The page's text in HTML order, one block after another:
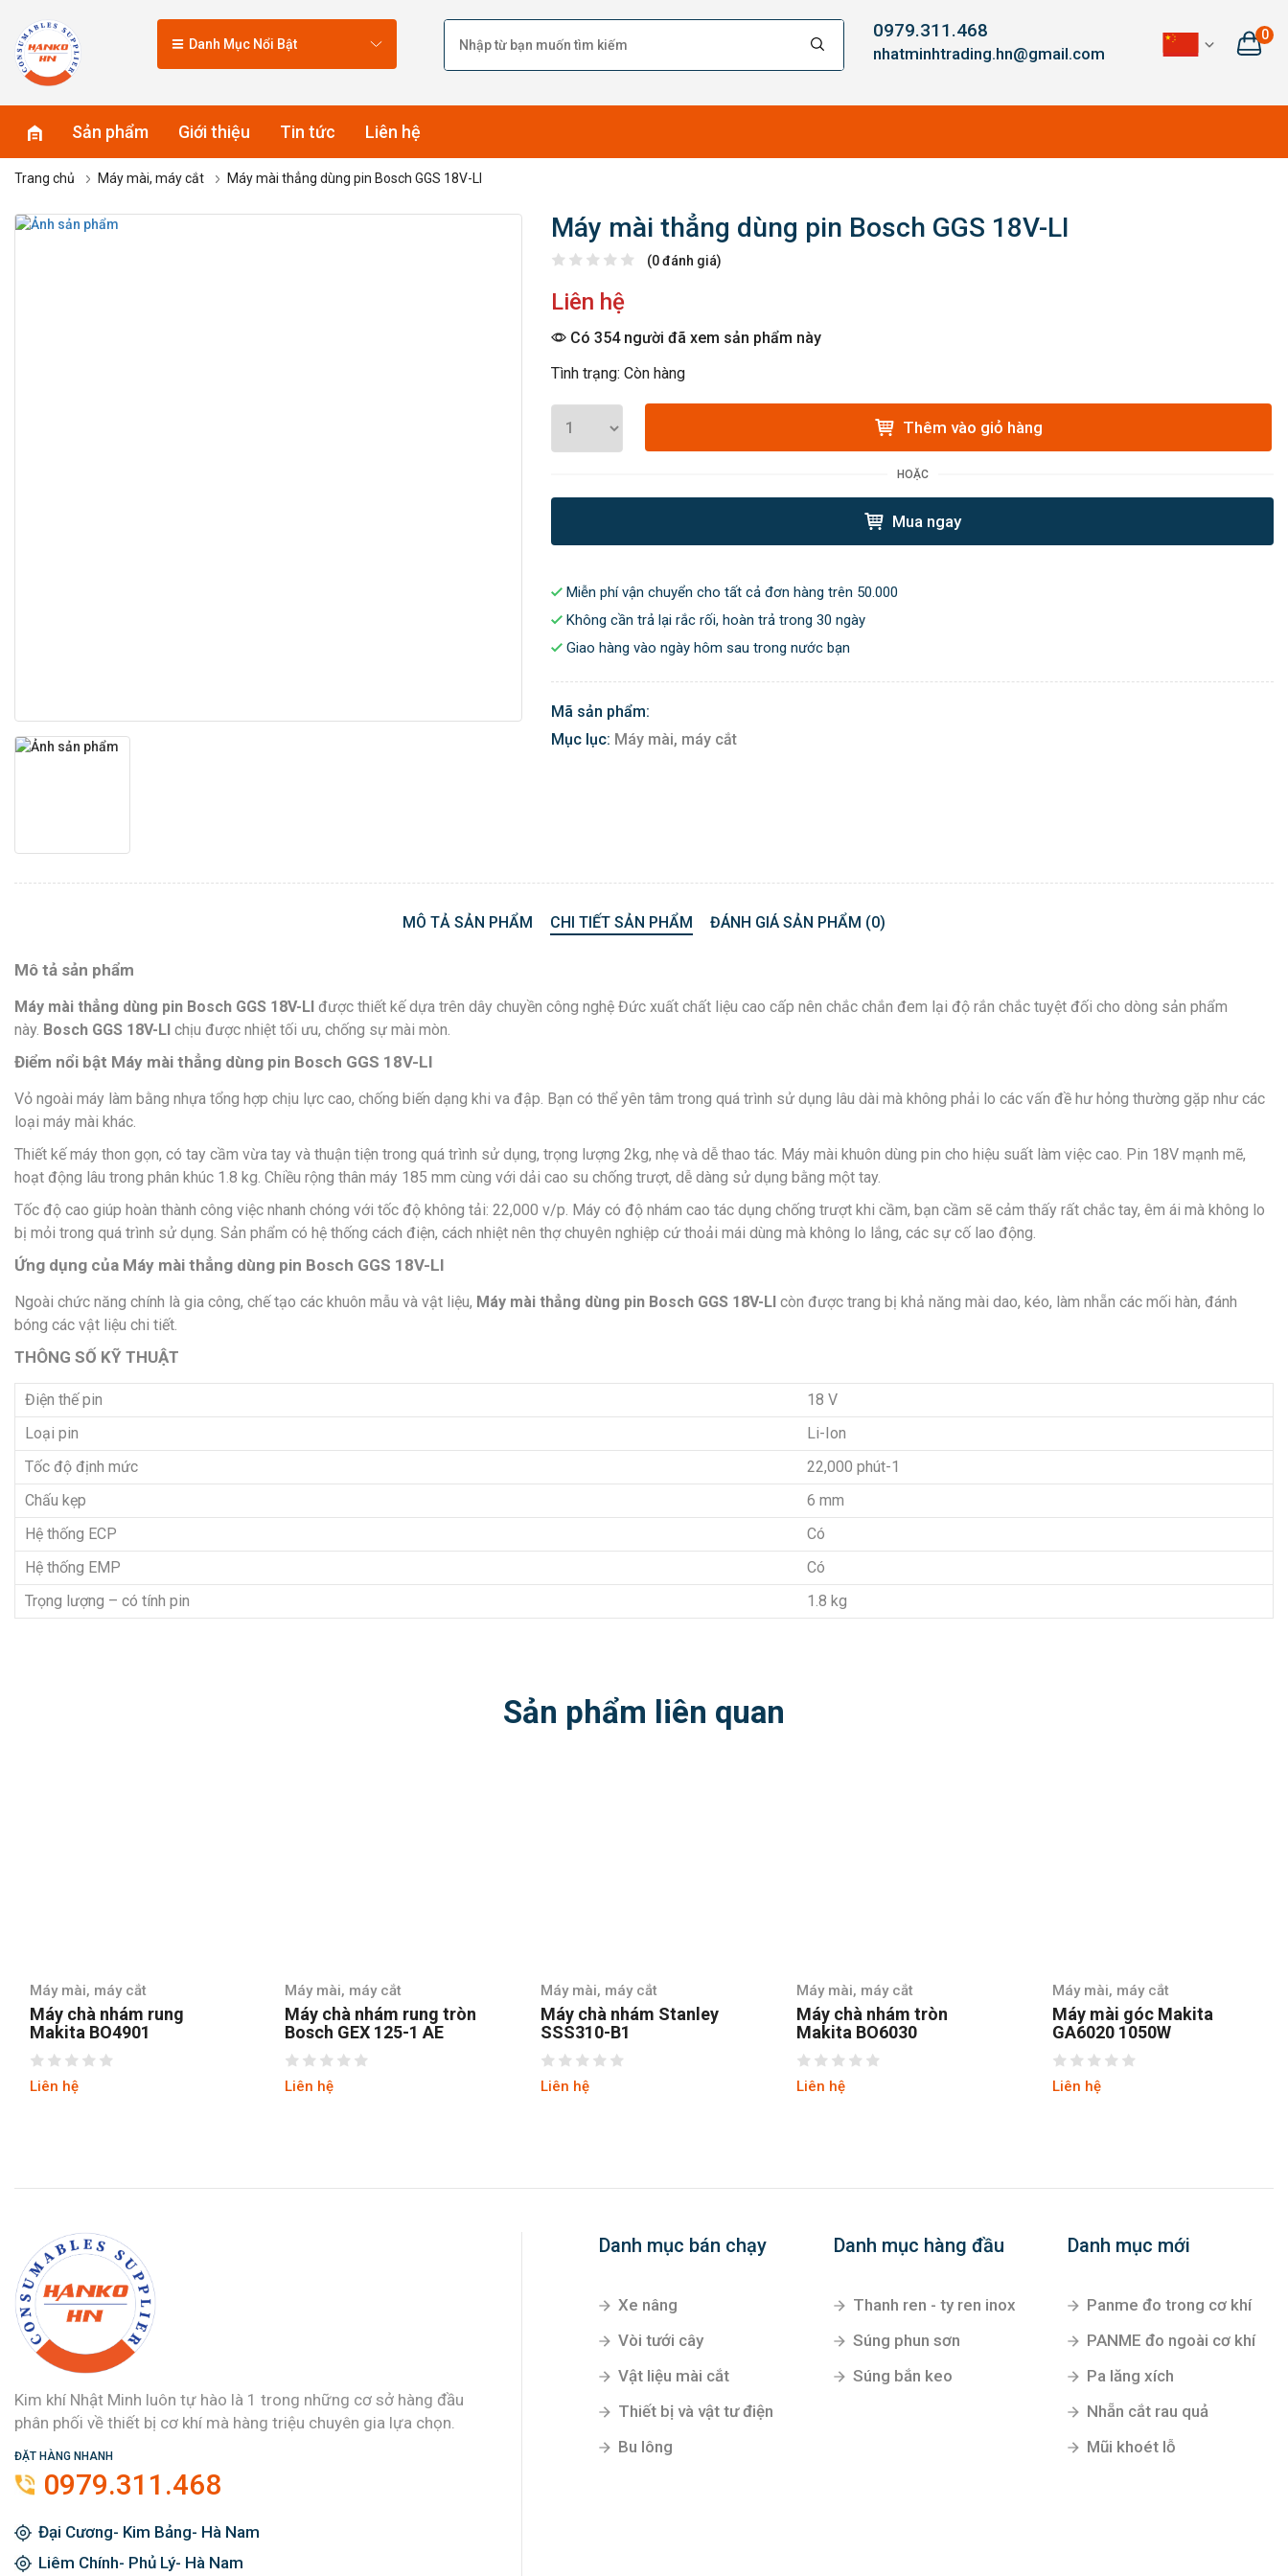
Danh Mục Nổi Bật
0979.311.468
nhatminhtrading.hn@gmail.com
0
Sản phẩm Giới thiệu Tin tức Liên hệ
Trang chủ Máy mài, máy cắt Máy mài thẳng dùng pin Bosch GGS 18V-LI
Máy mài thẳng dùng pin Bosch GGS 18V-LI
(0 đánh giá)
Liên hệ
Có 354 người đã xem sản phẩm này
Tình trạng: Còn hàng
Thêm vào giỏ hàng
HOẶC
Mua ngay
Miễn phí vận chuyển cho tất cả đơn hàng trên 50.000
Không cần trả lại rắc rối, hoàn trả trong 30 ngày
Giao hàng vào ngày hôm sau trong nước bạn
Mã sản phẩm:
Mục lục: Máy mài, máy cắt
MÔ TẢ SẢN PHẨM CHI TIẾT SẢN PHẨM ĐÁNH GIÁ SẢN PHẨM (0)
Mô tả sản phẩm
Máy mài thẳng dùng pin Bosch GGS 18V-LI được thiết kế dựa trên dây chuyền công nghệ Đức xuất chất liệu cao cấp nên chắc chắn đem lại độ rắn chắc tuyệt đối cho dòng sản phẩm
này. Bosch GGS 18V-LI chịu được nhiệt tối ưu, chống sự mài mòn.
Điểm nổi bật Máy mài thẳng dùng pin Bosch GGS 18V-LI
Vỏ ngoài máy làm bằng nhựa tổng hợp chịu lực cao, chống biến dạng khi va đập. Bạn có thể yên tâm trong quá trình sử dụng lâu dài mà không phải lo các vấn đề hư hỏng thường gặp như các
loại máy mài khác.
Thiết kế máy thon gọn, có tay cầm vừa tay và thuận tiện trong quá trình sử dụng, trọng lượng 2kg, nhẹ và dễ thao tác. Máy mài khuôn dùng pin cho hiệu suất làm việc cao. Pin 18V mạnh mẽ,
hoạt động lâu trong phân khúc 1.8 kg. Chiều rộng thân máy 185 mm cùng với dải cao su chống trượt, dễ dàng sử dụng bằng một tay.
Tốc độ cao giúp hoàn thành công việc nhanh chóng với tốc độ không tải: 22,000 v/p. Máy có độ nhám cao tác dụng chống trượt khi cầm, bạn cầm sẽ cảm thấy rất chắc tay, êm ái mà không lo
bị mỏi trong quá trình sử dụng. Sản phẩm có hệ thống cách điện, cách nhiệt nên thợ chuyên nghiệp cứ thoải mái dùng mà không lo lắng, các sự cố lao động.
Ứng dụng của Máy mài thẳng dùng pin Bosch GGS 18V-LI
Ngoài chức năng chính là gia công, chế tạo các khuôn mẫu và vật liệu, Máy mài thẳng dùng pin Bosch GGS 18V-LI còn được trang bị khả năng mài dao, kéo, làm nhẵn các mối hàn, đánh
bóng các vật liệu chi tiết.
THÔNG SỐ KỸ THUẬT
Điện thế pin
18 V
Loại pin
Li-Ion
Tốc độ định mức
22,000 phút-1
Chấu kẹp
6 mm
Hệ thống ECP
Có
Hệ thống EMP
Có
Trọng lượng – có tính pin
1.8 kg
Sản phẩm liên quan
Máy mài, máy cắt
Máy chà nhám rung
Makita BO4901
Liên hệ
Máy mài, máy cắt
Máy chà nhám rung tròn
Bosch GEX 125-1 AE
Liên hệ
Máy mài, máy cắt
Máy chà nhám Stanley
SSS310-B1
Liên hệ
Máy mài, máy cắt
Máy chà nhám tròn
Makita BO6030
Liên hệ
Máy mài, máy cắt
Máy mài góc Makita
GA6020 1050W
Liên hệ
Kim khí Nhật Minh luôn tự hào là 1 trong những cơ sở hàng đầu
phân phối về thiết bị cơ khí mà hàng triệu chuyên gia lựa chọn.
ĐẶT HÀNG NHANH
0979.311.468
Đại Cương- Kim Bảng- Hà Nam
Liêm Chính- Phủ Lý- Hà Nam
Danh mục bán chạy
Xe nâng
Vòi tưới cây
Vật liệu mài cắt
Thiết bị và vật tư điện
Bu lông
Danh mục hàng đầu
Thanh ren - ty ren inox
Súng phun sơn
Súng bắn keo
Danh mục mới
Panme đo trong cơ khí
PANME đo ngoài cơ khí
Pa lăng xích
Nhẵn cắt rau quả
Mũi khoét lỗ